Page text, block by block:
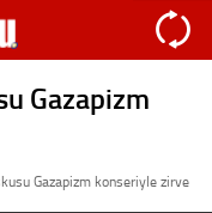
Gazapizm
Gazapizm konseriyle zirve